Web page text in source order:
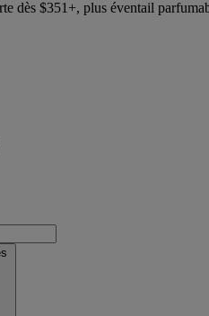
dès $351+, plus éventail